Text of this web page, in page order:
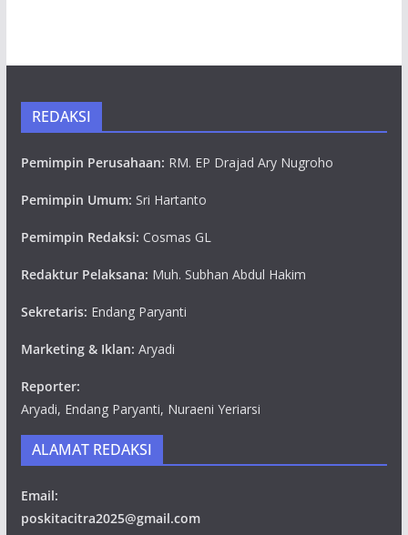
REDAKSI
Pemimpin Perusahaan: RM. EP Drajad Ary Nugroho
Pemimpin Umum: Sri Hartanto
Pemimpin Redaksi: Cosmas GL
Redaktur Pelaksana: Muh. Subhan Abdul Hakim
Sekretaris: Endang Paryanti
Marketing & Iklan: Aryadi
Reporter:
Aryadi, Endang Paryanti, Nuraeni Yeriarsi
ALAMAT REDAKSI
Email:
poskitacitra2025@gmail.com